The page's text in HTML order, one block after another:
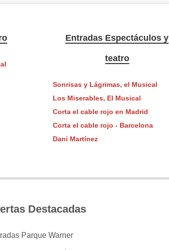
Entradas Espectáculos y
teatro
Sonrisas y Lágrimas, el Musical
Los Miserables, El Musical
Corta el cable rojo en Madrid
Corta el cable rojo - Barcelona
Dani Martínez
Destacadas
Parque Warner